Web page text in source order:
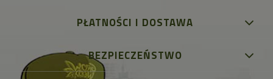
PŁATNOŚCI I DOSTAWA
BEZPIECZEŃSTWO